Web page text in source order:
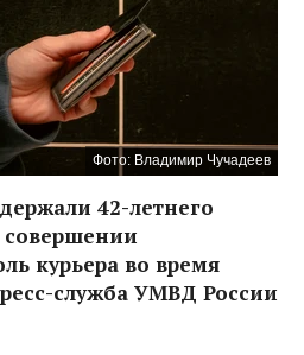
Фото: Владимир Чучадеев
42-летнего
совершении
курьера во время
служба УМВД России